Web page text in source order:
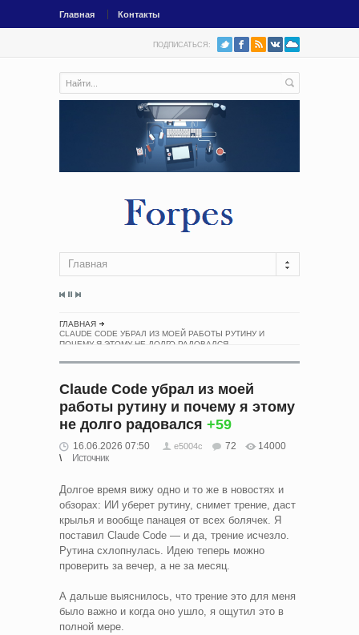
Главная Контакты
ПОДПИСАТЬСЯ:
Главная
ГЛАВНАЯ
CLAUDE CODE УБРАЛ ИЗ МОЕЙ РАБОТЫ РУТИНУ И
ПОЧЕМУ Я ЭТОМУ НЕ ДОЛГО РАДОВАЛСЯ
Claude Code убрал из моей
работы рутину и почему я этому
не долго радовался +59
16.06.2026 07:50 e5004c 72
14000
Источник
Долгое время вижу одно и то же в новостях и
обзорах: ИИ уберет рутину, снимет трение, даст
крылья и вообще панацея от всех болячек. Я
поставил Claude Code — и да, трение исчезло.
Рутина схлопнулась. Идею теперь можно
проверить за вечер, а не за месяц.
А дальше выяснилось, что трение это для меня
было важно и когда оно ушло, я ощутил это в
полной мере.